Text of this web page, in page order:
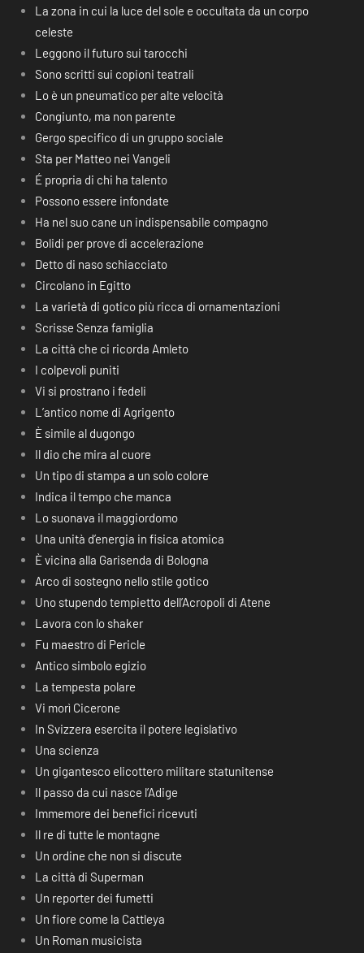
La zona in cui la luce del sole e occultata da un corpo
celeste
Leggono il futuro sui tarocchi
Sono scritti sui copioni teatrali
Lo è un pneumatico per alte velocità
Congiunto, ma non parente
Gergo specifico di un gruppo sociale
Sta per Matteo nei Vangeli
É propria di chi ha talento
Possono essere infondate
Ha nel suo cane un indispensabile compagno
Bolidi per prove di accelerazione
Detto di naso schiacciato
Circolano in Egitto
La varietà di gotico più ricca di ornamentazioni
Scrisse Senza famiglia
La città che ci ricorda Amleto
I colpevoli puniti
Vi si prostrano i fedeli
L’antico nome di Agrigento
È simile al dugongo
Il dio che mira al cuore
Un tipo di stampa a un solo colore
Indica il tempo che manca
Lo suonava il maggiordomo
Una unità d’energia in fisica atomica
È vicina alla Garisenda di Bologna
Arco di sostegno nello stile gotico
Uno stupendo tempietto dell’Acropoli di Atene
Lavora con lo shaker
Fu maestro di Pericle
Antico simbolo egizio
La tempesta polare
Vi morì Cicerone
In Svizzera esercita il potere legislativo
Una scienza
Un gigantesco elicottero militare statunitense
Il passo da cui nasce l’Adige
Immemore dei benefici ricevuti
Il re di tutte le montagne
Un ordine che non si discute
La città di Superman
Un reporter dei fumetti
Un fiore come la Cattleya
Un Roman musicista